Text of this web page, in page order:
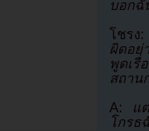
บอกฉั
โชร
ผิดอย่
พูดเรื่
สถาน
A:
แ
โกรธ